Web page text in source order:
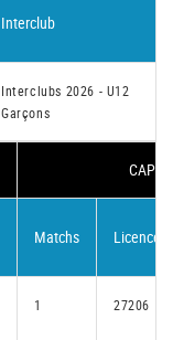
Interclub
Interclubs 2026 - U12
Garçons
CAP
Matchs Licence
1 27206